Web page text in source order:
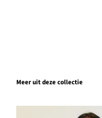
Meer uit deze collectie